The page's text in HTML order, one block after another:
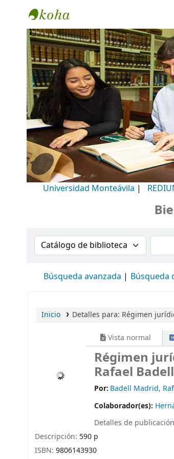
Biblioteca Universidad
Universidad Monteávila |
Buscar en el catálogo por:
Búsqueda avanzada Búsqueda
Inicio Detalles para: Régimen
Vista normal
Régimen
Rafael
Por: Badell Madrid,
Colaborador(es):
Detalles de
Descripción: 590 p
ISBN: 9806143930